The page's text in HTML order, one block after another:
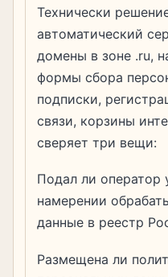
Технически
автоматический
домены в зоне .ru,
формы сбора
подписки,
связи, корзины
сверяет три вещи:
Подал ли оператор
намерении
данные в реестр
Размещена ли